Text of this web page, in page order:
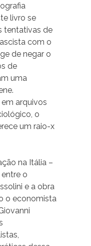
livro se
tentativas de
com o
de negar o
de
uma
arquivos
o
um raio-x
na Itália –
o
e a obra
o economista